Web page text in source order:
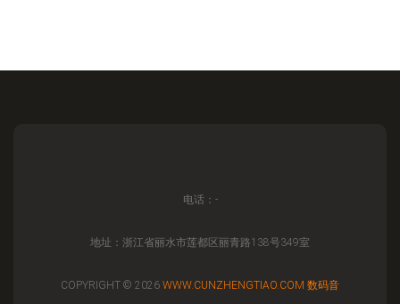
电话：-
地址：浙江省丽水市莲都区丽青路138号349室
COPYRIGHT © 2026 WWW.CUNZHENGTIAO.COM 数码音